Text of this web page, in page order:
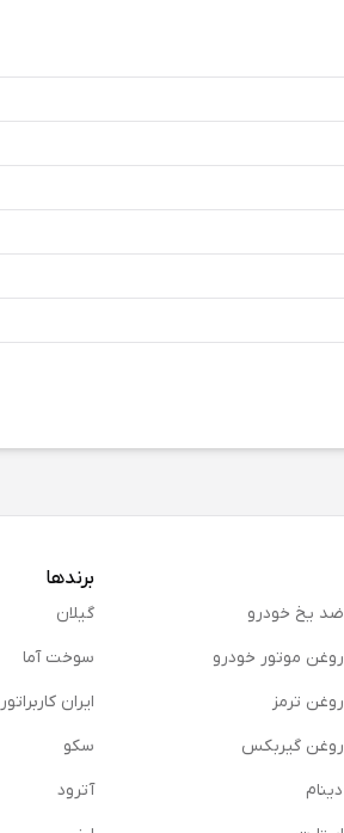
ضد یخ خودرو
روغن موتور خودرو
روغن ترمز
روغن گیربكس
دینام
برندها
گیلان
سوخت آما
ایران کاربراتور
سکو
آترود